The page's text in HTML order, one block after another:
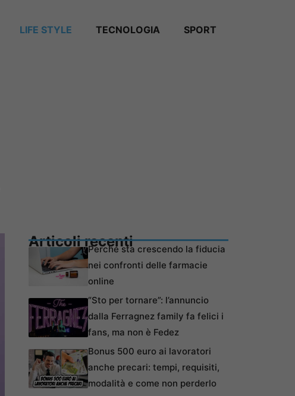
LIFE STYLE TECNOLOGIA SPORT
Articoli recentiPerché sta crescendo la fiducia
nei confronti delle farmacie
online
“Sto per tornare”: l’annuncio
dalla Ferragnez family fa felici i
fans, ma non è Fedez
Bonus 500 euro ai lavoratori
anche precari: tempi, requisiti,
modalità e come non perderlo